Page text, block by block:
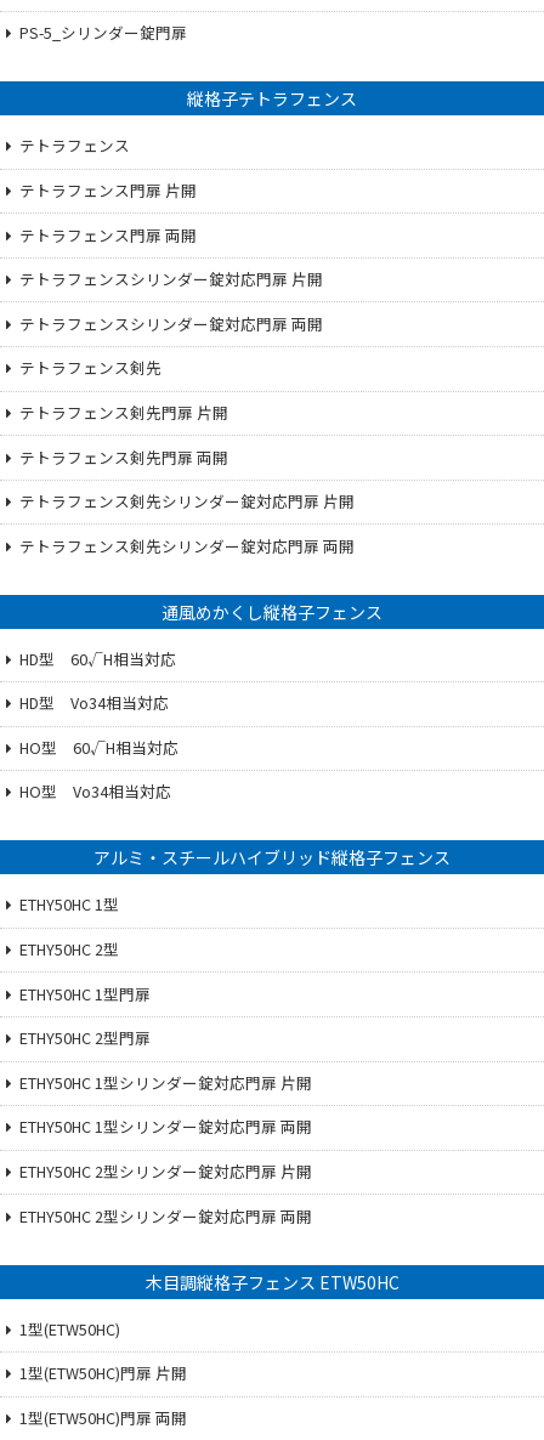
PS-5_シリンダー錠門扉
縦格子テトラフェンス
テトラフェンス
テトラフェンス門扉 片開
テトラフェンス門扉 両開
テトラフェンスシリンダー錠対応門扉 片開
テトラフェンスシリンダー錠対応門扉 両開
テトラフェンス剣先
テトラフェンス剣先門扉 片開
テトラフェンス剣先門扉 両開
テトラフェンス剣先シリンダー錠対応門扉 片開
テトラフェンス剣先シリンダー錠対応門扉 両開
通風めかくし縦格子フェンス
HD型 60√H相当対応
HD型 Vo34相当対応
HO型 60√H相当対応
HO型 Vo34相当対応
アルミ・スチールハイブリッド縦格子フェンス
ETHY50HC 1型
ETHY50HC 2型
ETHY50HC 1型門扉
ETHY50HC 2型門扉
ETHY50HC 1型シリンダー錠対応門扉 片開
ETHY50HC 1型シリンダー錠対応門扉 両開
ETHY50HC 2型シリンダー錠対応門扉 片開
ETHY50HC 2型シリンダー錠対応門扉 両開
木目調縦格子フェンス ETW50HC
1型(ETW50HC)
1型(ETW50HC)門扉 片開
1型(ETW50HC)門扉 両開